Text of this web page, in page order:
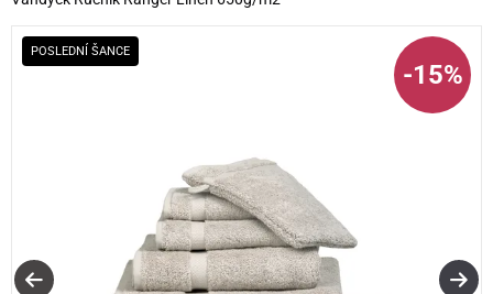
POSLEDNÍ ŠANCE
-15%